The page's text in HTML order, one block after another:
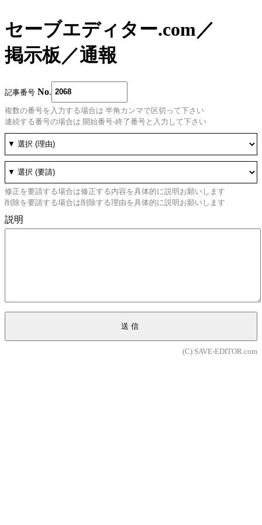
セーブエディター.com／
掲示板／通報
記事番号 No
複数の番号を入力する場合は 半角カンマで区切って下さい
連続する番号の場合は 開始番号-終了番号と入力して下さい
修正を要請する場合は修正する内容を具体的に説明お願いします
削除を要請する場合は削除する理由を具体的に説明お願いします
説明
送信
(C) SAVE-EDITOR.com